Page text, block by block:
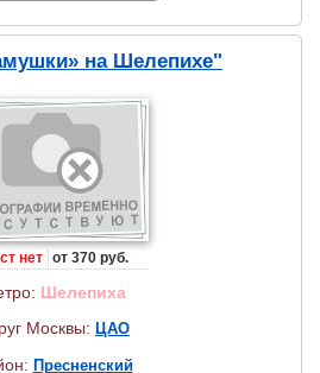
на Шелепихе"
нет от 370 руб.
Шелепиха
Москвы: ЦАО
Пресненский